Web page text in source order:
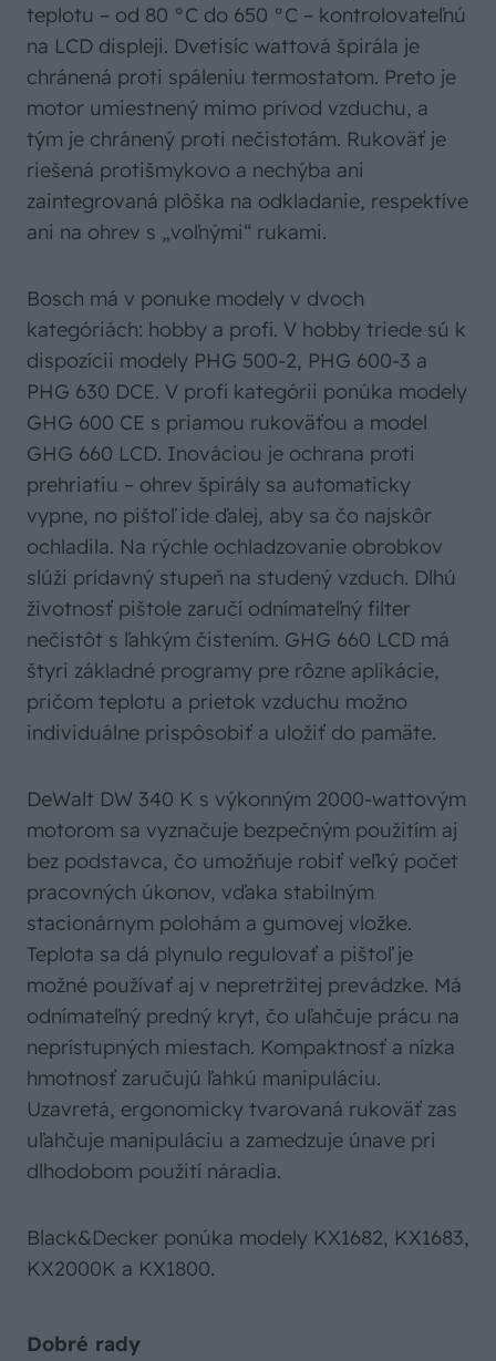
teplotu – od 80 °C do 650 °C – kontrolovateľnú
na LCD displeji. Dvetisíc wattová špirála je
chránená proti spáleniu termostatom. Preto je
motor umiestnený mimo prívod vzduchu, a
tým je chránený proti nečistotám. Rukoväť je
riešená protišmykovo a nechýba ani
zaintegrovaná plôška na odkladanie, respektíve
ani na ohrev s „voľnými“ rukami.
Bosch má v ponuke modely v dvoch
kategóriách: hobby a profi. V hobby triede sú k
dispozícii modely PHG 500-2, PHG 600-3 a
PHG 630 DCE. V profi kategórii ponúka modely
GHG 600 CE s priamou rukoväťou a model
GHG 660 LCD. Inováciou je ochrana proti
prehriatiu – ohrev špirály sa automaticky
vypne, no pištoľ ide ďalej, aby sa čo najskôr
ochladila. Na rýchle ochladzovanie obrobkov
slúži prídavný stupeň na studený vzduch. Dlhú
životnosť pištole zaručí odnímateľný filter
nečistôt s ľahkým čistením. GHG 660 LCD má
štyri základné programy pre rôzne aplikácie,
pričom teplotu a prietok vzduchu možno
individuálne prispôsobiť a uložiť do pamäte.
DeWalt DW 340 K s výkonným 2000-wattovým
motorom sa vyznačuje bezpečným použitím aj
bez podstavca, čo umožňuje robiť veľký počet
pracovných úkonov, vďaka stabilným
stacionárnym polohám a gumovej vložke.
Teplota sa dá plynulo regulovať a pištoľ je
možné používať aj v nepretržitej prevádzke. Má
odnímateľný predný kryt, čo uľahčuje prácu na
neprístupných miestach. Kompaktnosť a nízka
hmotnosť zaručujú ľahkú manipuláciu.
Uzavretá, ergonomicky tvarovaná rukoväť zas
uľahčuje manipuláciu a zamedzuje únave pri
dlhodobom použití náradia.
Black&Decker ponúka modely KX1682, KX1683,
KX2000K a KX1800.
Dobré rady